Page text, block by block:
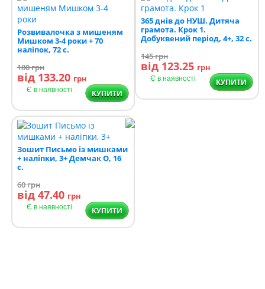
Розвивалочка з мишеням
Мишком 3-4 роки + 70
наліпок, 72 с.
180грн
від 133.20 грн
Є в наявності КУПИТИ
365 днів до НУШ. Дитяча
грамота. Крок 1.
Добуквений період, 4+, 32 с.
145грн
від 123.25 грн
Є в наявності КУПИТИ
Зошит Письмо із мишками
+ наліпки, 3+ Демчак О, 16
с.
60грн
від 47.40 грн
Є в наявності КУПИТИ